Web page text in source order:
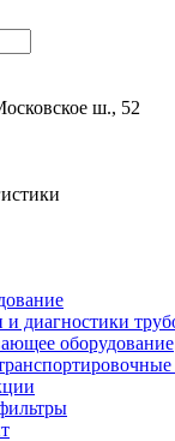
ш., 52
диагностики
оборудование